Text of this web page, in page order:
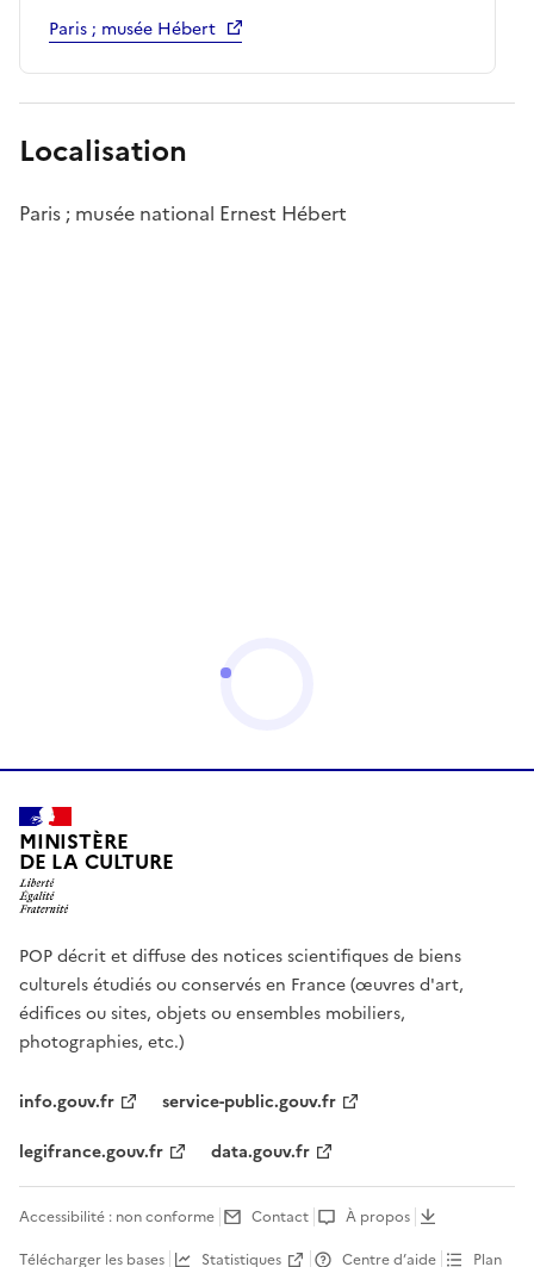
Paris ; musée Hébert
Localisation
Paris ; musée national Ernest Hébert
MINISTÈRE
DE LA CULTURE
POP décrit et diffuse des notices scientifiques de biens
culturels étudiés ou conservés en France (œuvres d'art,
édifices ou sites, objets ou ensembles mobiliers,
photographies, etc.)
info.gouv.fr
service-public.gouv.fr
legifrance.gouv.fr
data.gouv.fr
Accessibilité : non conforme Contact
À propos
Télécharger les bases
Statistiques Centre d’aide Plan